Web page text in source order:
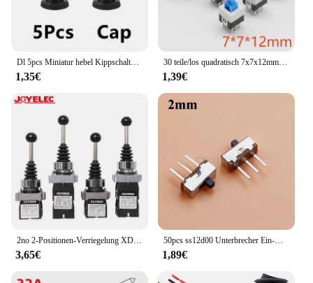
Dl 5pcs Miniatur hebel Kippschalter einpolig doppelt werfen ein-aus-ein/ein 120vac 6a 1/4 Zoll Montage MTS-102 103 202 203
1,35€
30 teile/los quadratisch 7x7x12mm 6 pin dpdt mini druckknopf selbstsicher nder schalter g64 multimeter schalter
1,39€
2no 2-Positionen-Verriegelung XD2-PA12 Pa14-Wipper-Joystick-Regler Federrückstell-Drehkreuz schalter zurück gesetzt Pa22 Pa24 4no 4 Position
3,65€
50pcs ss12d00 Unterbrecher Ein-Aus Mini-Schiebe schalter 3-polig 1 p2t 2 Position hochwertige Kippschalter Griff länge: 3mm/4mm/5mm/6mm
1,89€